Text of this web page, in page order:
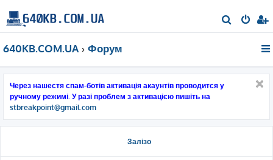
о
640KB.COM.UA Форум
Через нашестя спам-ботів активація акаунтів проводится у
ручному режимі. У разі проблем з активацією пишіть на
stbreakpoint@gmail.com
Залізо